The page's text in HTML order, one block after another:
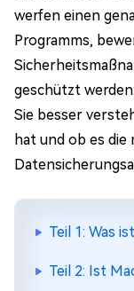
werfen einen
Programms,
geschützt
Sie besser
hat und ob es
Teil 1: Was
Teil 2: Ist